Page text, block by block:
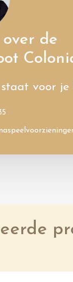
de
voor je